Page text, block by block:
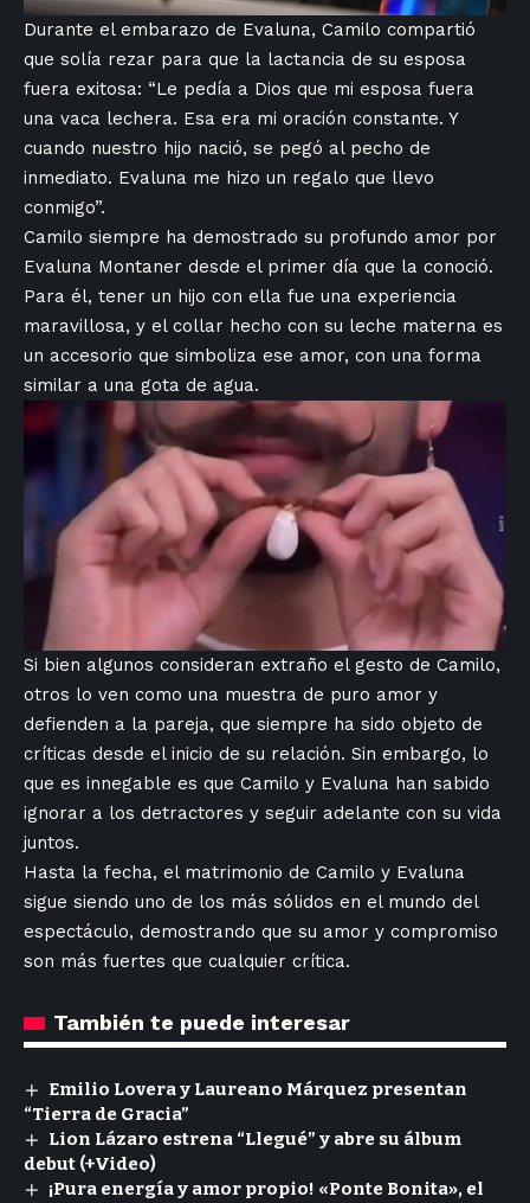
Durante ‌el ​embarazo de Evaluna, Camilo compartió
que solía rezar para ‌que la lactancia de su‍ esposa
fuera ⁤exitosa: ‍“Le ⁢pedía a Dios que mi⁢ esposa fuera
una vaca lechera. Esa⁣ era mi oración constante. Y
cuando nuestro hijo nació, se pegó al pecho de
⁣inmediato. Evaluna me hizo un ⁢regalo que llevo
conmigo”.
Camilo siempre ha demostrado su profundo amor por
Evaluna Montaner desde ‍el primer día que la conoció.
Para él, ​tener un ‌hijo con ella fue una experiencia
maravillosa, y el collar‌ hecho con su leche materna es
un accesorio ‌que simboliza ese​ amor,​ con ⁢una forma
similar a‍ una gota de​ agua.
Si bien algunos consideran extraño el gesto de Camilo,
otros lo ven‍ como una muestra de puro amor ​y
defienden a la pareja, que siempre ha sido objeto ‍de
críticas desde el ⁢inicio de‍ su ⁤relación. ‍Sin embargo, lo
que es innegable es que Camilo y Evaluna⁤ han sabido
ignorar a los detractores y​ seguir ⁣adelante con su‍ vida
juntos.
Hasta la ‍fecha, el matrimonio de Camilo y ⁣Evaluna
sigue siendo uno⁣ de los​ más sólidos ‌en el mundo del
espectáculo, ‌demostrando que su amor‌ y ‌compromiso
son⁣ más⁢ fuertes que cualquier crítica.
También te puede interesar
Emilio Lovera y Laureano Márquez presentan
“Tierra de Gracia”
Lion Lázaro estrena “Llegué” y abre su álbum
debut (+Video)
¡Pura energía y amor propio! «Ponte Bonita», el